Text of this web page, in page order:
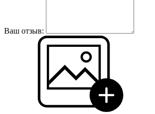
Ваш отзыв: